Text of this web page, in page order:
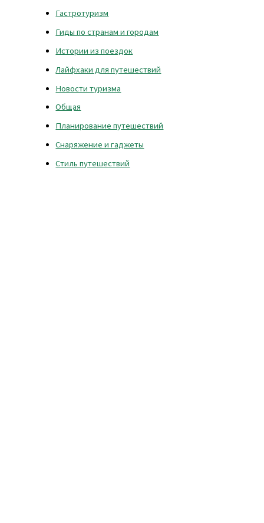
Гастротуризм
Гиды по странам и городам
Истории из поездок
Лайфхаки для путешествий
Новости туризма
Общая
Планирование путешествий
Снаряжение и гаджеты
Стиль путешествий